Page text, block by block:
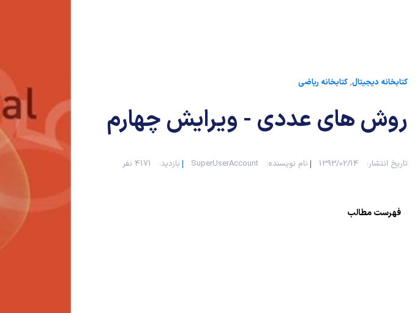
کتابخانه دیجیتال,کتابخانه ریاضی
روش های عددی - ویرایش چهارم
تاریخ انتشار: 1393/02/14 نام نویسنده: SuperUserAccount بازدید: 4171 نفر
فهرست مطالب